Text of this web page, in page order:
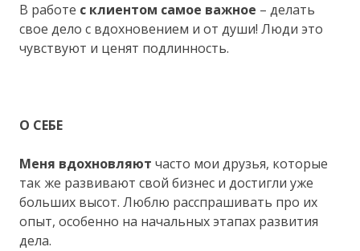
В работе с клиентом самое важное – делать
свое дело с вдохновением и от души! Люди это
чувствуют и ценят подлинность.
О СЕБЕ
Меня вдохновляютчасто мои друзья, которые
так же развивают свой бизнес и достигли уже
больших высот. Люблю расспрашивать про их
опыт, особенно на начальных этапах развития
дела.